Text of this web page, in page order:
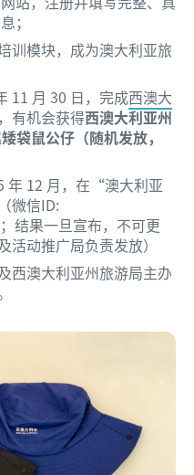
；
训模块，成为澳大利亚旅
11 月 30 日，完成西澳大
有机会获得西澳大利亚州
袋鼠公仔（随机发放，
年 12 月，在“澳大利亚
微信ID:
结果一旦宣布，不可更
动推广局负责发放）
西澳大利亚州旅游局主办